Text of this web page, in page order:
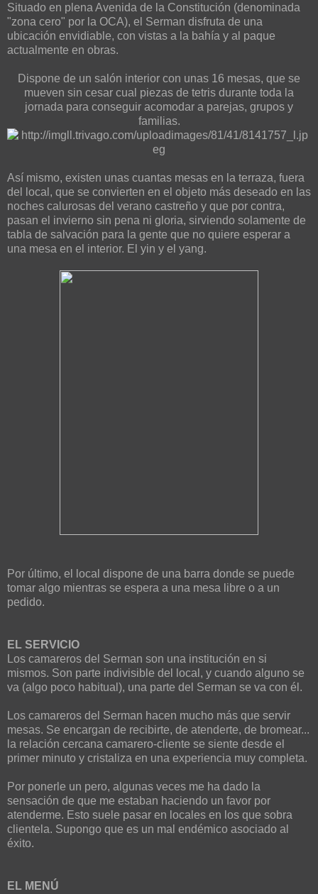
Situado en plena Avenida de la Constitución (denominada
"zona cero" por la OCA), el Serman disfruta de una
ubicación envidiable, con vistas a la bahía y al paque
actualmente en obras.
Dispone de un salón interior con unas 16 mesas, que se
mueven sin cesar cual piezas de tetris durante toda la
jornada para conseguir acomodar a parejas, grupos y
familias.
Así mismo, existen unas cuantas mesas en la terraza, fuera
del local, que se convierten en el objeto más deseado en las
noches calurosas del verano castreño y que por contra,
pasan el invierno sin pena ni gloria, sirviendo solamente de
tabla de salvación para la gente que no quiere esperar a
una mesa en el interior. El yin y el yang.
Por último, el local dispone de una barra donde se puede
tomar algo mientras se espera a una mesa libre o a un
pedido.
EL SERVICIO
Los camareros del Serman son una institución en si
mismos. Son parte indivisible del local, y cuando alguno se
va (algo poco habitual), una parte del Serman se va con él.
Los camareros del Serman hacen mucho más que servir
mesas. Se encargan de recibirte, de atenderte, de bromear...
la relación cercana camarero-cliente se siente desde el
primer minuto y cristaliza en una experiencia muy completa.
Por ponerle un pero, algunas veces me ha dado la
sensación de que me estaban haciendo un favor por
atenderme. Esto suele pasar en locales en los que sobra
clientela. Supongo que es un mal endémico asociado al
éxito.
EL MENÚ